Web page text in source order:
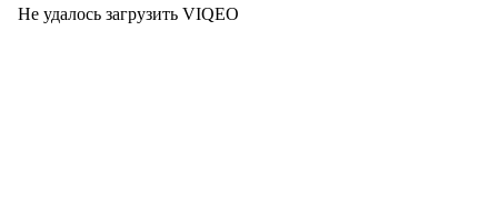
Не удалось загрузить VIQEO